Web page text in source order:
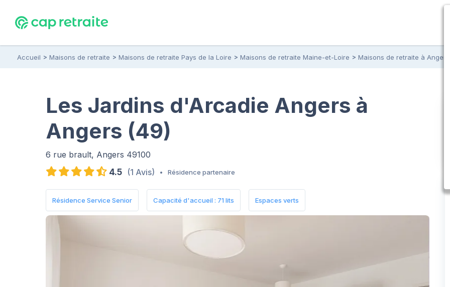
Accueil Maisons de retraite Maisons de retraite Pays de la Loire Maisons de retraite Maine-et-Loire Maisons de retraite à Angers
Les Jardins d'Arcadie Angers à
Angers (49)
6 rue brault, Angers 49100
4.5 (1 Avis) • Résidence partenaire
Résidence Service Senior Capacité d'accueil : 71 lits Espaces verts